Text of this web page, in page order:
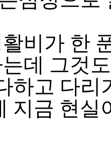
비가 한
데 그것
하고 다
지금 현